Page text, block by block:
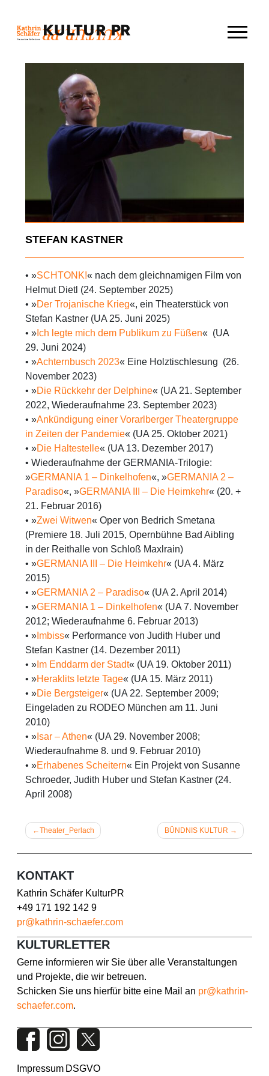
content
STEFAN KASTNER
• »SCHTONK!« nach dem gleichnamigen Film von
Helmut Dietl (24. September 2025)
• »Der Trojanische Krieg«, ein Theaterstück von
Stefan Kastner (UA 25. Juni 2025)
• » Ich legte mich dem Publikum zu Füßen« (UA
29. Juni 2024)
• »Achternbusch 2023« Eine Holztischlesung (26.
November 2023)
• »Die Rückkehr der Delphine« (UA 21. September
2022, Wiederaufnahme 23. September 2023)
• »Ankündigung einer Vorarlberger Theatergruppe
in Zeiten der Pandemie« (UA 25. Oktober 2021)
• »Die Haltestelle« (UA 13. Dezember 2017)
• Wiederaufnahme der GERMANIA-Trilogie:
»GERMANIA 1 – Dinkelhofen«, »GERMANIA 2 –
Paradiso«, »GERMANIA III – Die Heimkehr« (20. +
21. Februar 2016)
• »Zwei Witwen« Oper von Bedrich Smetana
(Premiere 18. Juli 2015, Opernbühne Bad Aibling
in der Reithalle von Schloß Maxlrain)
• »GERMANIA III – Die Heimkehr« (UA 4. März
2015)
• »GERMANIA 2 – Paradiso« (UA 2. April 2014)
• »GERMANIA 1 – Dinkelhofen« (UA 7. November
2012; Wiederaufnahme 6. Februar 2013)
• » Imbiss« Performance von Judith Huber und
Stefan Kastner (14. Dezember 2011)
• » Im Enddarm der Stadt« (UA 19. Oktober 2011)
• »Heraklits letzte Tage« (UA 15. März 2011)
• »Die Bergsteiger« (UA 22. September 2009;
Eingeladen zu RODEO München am 11. Juni
2010)
• » Isar – Athen« (UA 29. November 2008;
Wiederaufnahme 8. und 9. Februar 2010)
• »Erhabenes Scheitern« Ein Projekt von Susanne
Schroeder, Judith Huber und Stefan Kastner (24.
April 2008)
Beitragsnavigation
Theater_Perlach BÜNDNIS KULTUR
KONTAKT
Kathrin Schäfer KulturPR
+49 171 192 142 9
pr@kathrin-schaefer.com
KULTURLETTER
Gerne informieren wir Sie über alle Veranstaltungen
und Projekte, die wir betreuen.
Schicken Sie uns hierfür bitte eine Mail an pr@kathrin-
schaefer.com.
Impressum DSGVO